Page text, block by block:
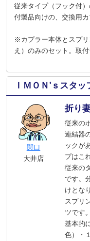
従来タイプ（フック付
付製品向けの、交換用カ
※カプラー本体とスプ
え）のみのセット。取
ＩＭＯＮ’ｓスタ
関口
大井店
折り
従来の
連結器
ックが
プはこ
従来の
です。
けとな
スプリ
ツです。
基本的
色）・